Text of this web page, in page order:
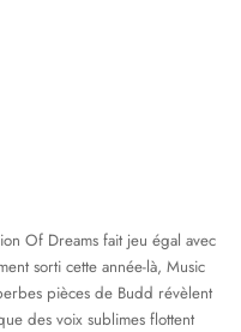
Of Dreams fait jeu égal avec
sorti cette année-là, Music
pièces de Budd révèlent
des voix sublimes flottent